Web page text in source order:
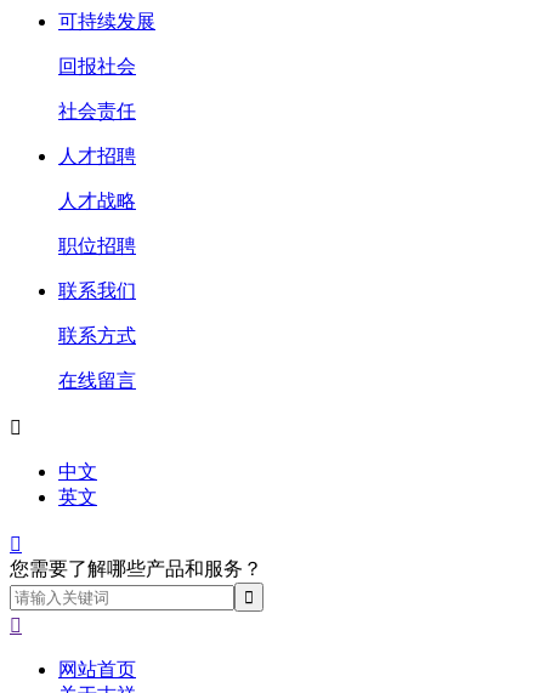
可持续发展
回报社会
社会责任
人才招聘
人才战略
职位招聘
联系我们
联系方式
在线留言

中文
英文

您需要了解哪些产品和服务？

网站首页